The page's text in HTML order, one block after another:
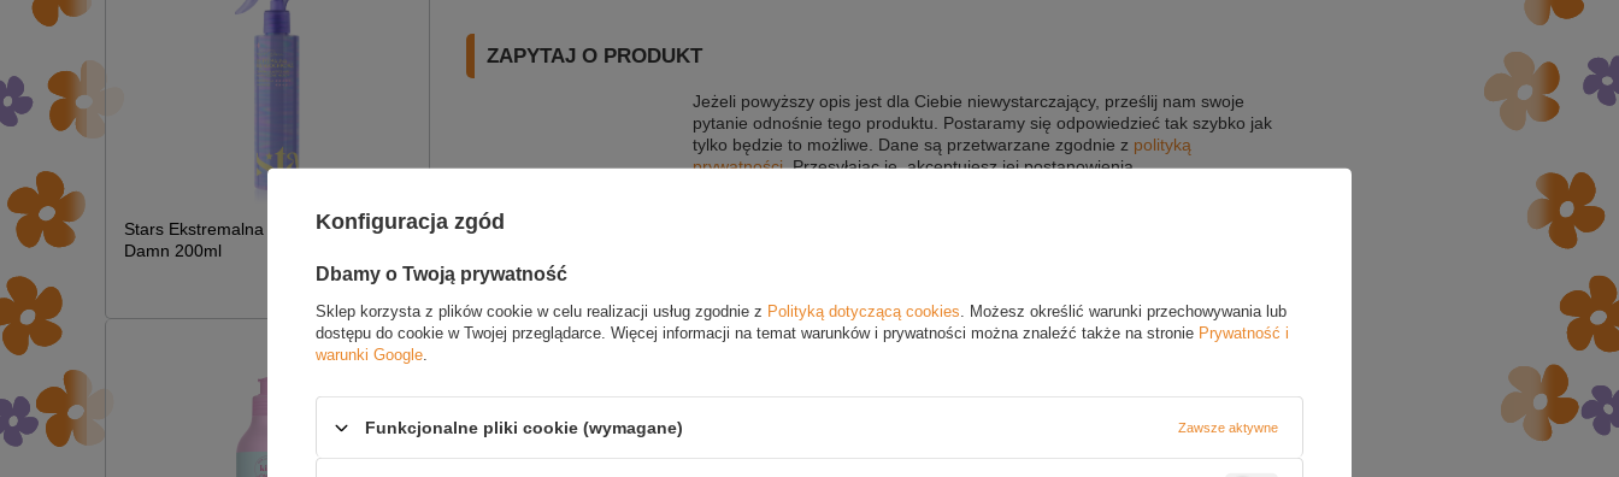
Stars Ekstremalna Termoochrona Hot
Damn 200ml
£7.09
ZAPYTAJ O PRODUKT
Jeżeli powyższy opis jest dla Ciebie niewystarczający, prześlij nam swoje
pytanie odnośnie tego produktu. Postaramy się odpowiedzieć tak szybko jak
tylko będzie to możliwe. Dane są przetwarzane zgodnie z polityką
prywatności. Przesyłając je, akceptujesz jej postanowienia.
Pytanie
Konfiguracja zgód
Dbamy o Twoją prywatność
Sklep korzysta z plików cookie w celu realizacji usług zgodnie z Polityką dotyczącą cookies . Możesz określić warunki przechowywania lub
dostępu do cookie w Twojej przeglądarce. Więcej informacji na temat warunków i prywatności można znaleźć także na stronie Prywatność i
warunki Google
Funkcjonalne pliki cookie (wymagane) Zawsze aktywne